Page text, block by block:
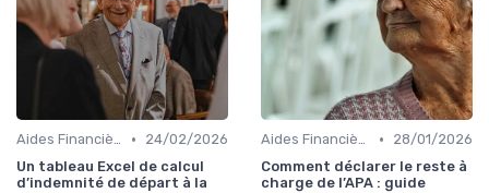
Aides Financières et Subventions •
24/02/2026
Un tableau Excel de calcul
d’indemnité de départ à la
Aides Financières et Subventions •
28/01/2026
Comment déclarer le reste à
charge de l’APA : guide